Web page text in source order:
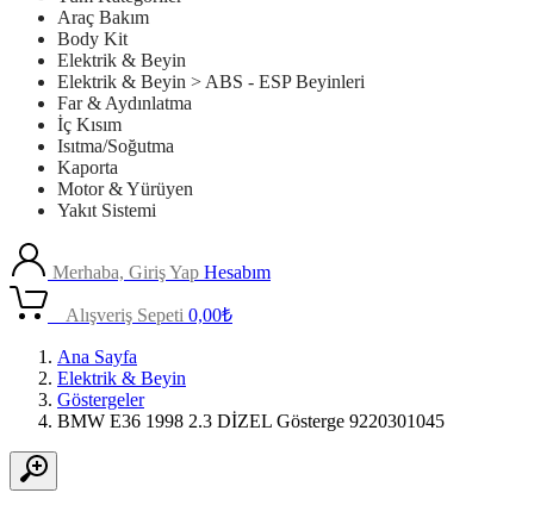
Araç Bakım
Body Kit
Elektrik & Beyin
Elektrik & Beyin > ABS - ESP Beyinleri
Far & Aydınlatma
İç Kısım
Isıtma/Soğutma
Kaporta
Motor & Yürüyen
Yakıt Sistemi
Merhaba, Giriş Yap Hesabım
Alışveriş Sepeti 0,00₺
Ana Sayfa
Elektrik & Beyin
Göstergeler
BMW E36 1998 2.3 DİZEL Gösterge 9220301045